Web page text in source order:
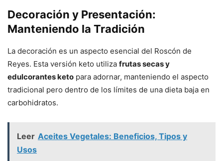
Decoración y Presentación:
Manteniendo la Tradición
La decoración es un aspecto esencial del Roscón de
Reyes. Esta versión keto utiliza frutas secas y
edulcorantes keto para adornar, manteniendo el aspecto
tradicional pero dentro de los límites de una dieta baja en
carbohidratos.
Leer Aceites Vegetales: Beneficios, Tipos y
Usos